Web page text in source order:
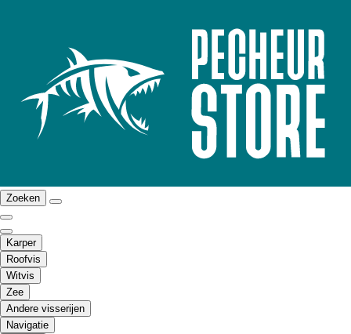
Zoeken
Karper
Roofvis
Witvis
Zee
Andere visserijen
Navigatie